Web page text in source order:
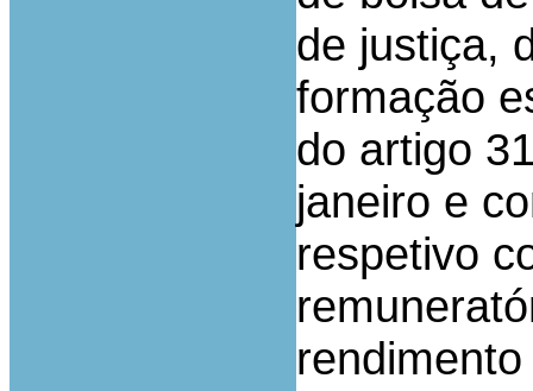
de justiça,
formação
do artigo
janeiro e
respetivo